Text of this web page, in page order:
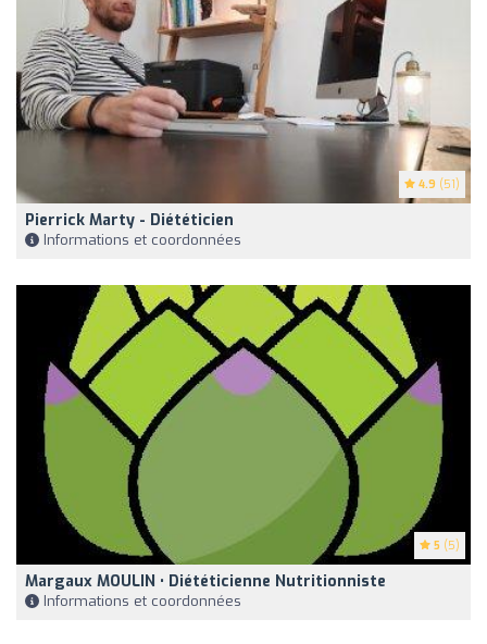
4.9 (51)
Pierrick Marty - Diététicien
Informations et coordonnées
5 (5)
Margaux MOULIN • Diététicienne Nutritionniste
Informations et coordonnées